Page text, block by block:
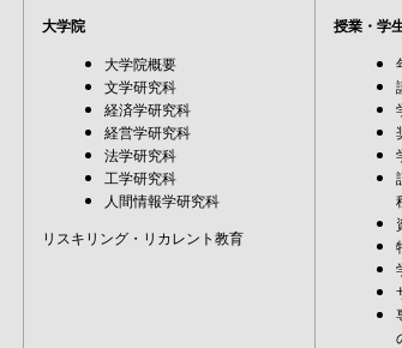
大学院
大学院概要
文学研究科
経済学研究科
経営学研究科
法学研究科
工学研究科
人間情報学研究科
リスキリング・リカレント教育
授業・学